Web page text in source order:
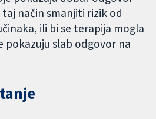
način smanjiti rizik od
ili bi se terapija mogla
pokazuju slab odgovor na